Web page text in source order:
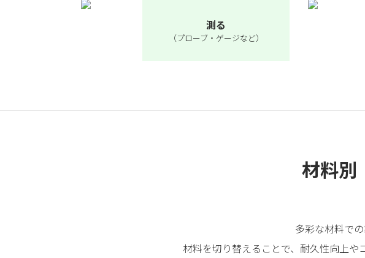
測る
（プローブ・ゲージなど）
材料
多彩な材料で
材料を切り替えることで、耐久性向上や